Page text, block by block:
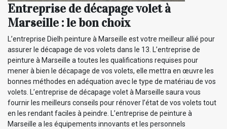
Entreprise de décapage volet à
Marseille : le bon choix
L’entreprise Dielh peinture à Marseille est votre meilleur allié pour
assurer le décapage de vos volets dans le 13. L’entreprise de
peinture à Marseille a toutes les qualifications requises pour
mener à bien le décapage de vos volets, elle mettra en œuvre les
bonnes méthodes en adéquation avec le type de matériau de vos
volets. L’entreprise de décapage volet à Marseille saura vous
fournir les meilleurs conseils pour rénover l’état de vos volets tout
en les rendant faciles à peindre. L’entreprise de peinture à
Marseille a les équipements innovants et les personnels